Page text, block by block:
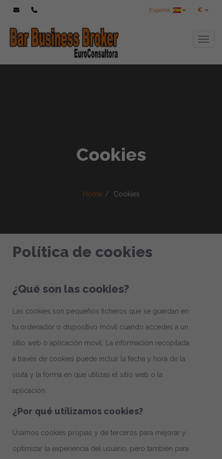
€
Español
Cookies
Home Cookies
Política de cookies
¿Qué son las cookies?
Las cookies son pequeños ficheros que se guardan en
tu ordenador o dispositivo móvil cuando accedes a un
sitio web o aplicación móvil. La información recopilada
a través de cookies puede incluir la fecha y hora de la
visita y la forma en que utilizas el sitio web o la
aplicación.
¿Por qué utilizamos cookies?
Usamos cookies propias y de terceros para mejorar y
optimizar la experiencia del usuario, pero también para